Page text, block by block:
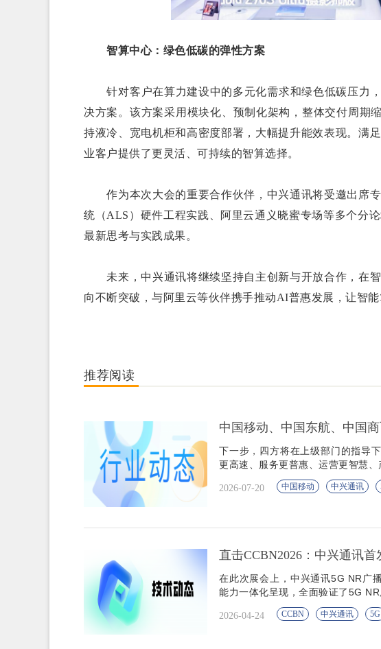
智算中心：绿色低碳的弹性方案
针对客户在算力建设中的多元化需求和绿色低碳压力，
决方案。该方案采用模块化、预制化架构，整体交付周期
持液冷、宽电机柜和高密度部署，大幅提升能效表现。满
业客户提供了更灵活、可持续的智算选择。
作为本次大会的重要合作伙伴，中兴通讯将受邀出席专
统（ALS）硬件工程实践、阿里云通义晓蜜专场等多个分
最新思考与实践成果。
未来，中兴通讯将继续坚持自主创新与开放合作，在智
向不断突破，与阿里云等伙伴携手推动AI普惠发展，让智能
推荐阅读
中国移动、中国东航、中国
下一步，四方将在上级部门的指导
更高速、服务更普惠、运营更智慧、
2026-07-20 中国移动 中兴通讯
直击CCBN2026：中兴通讯
在此次展会上，中兴通讯5G NR广
能力一体化呈现，全面验证了5G
2026-04-24 CCBN 中兴通讯 5G